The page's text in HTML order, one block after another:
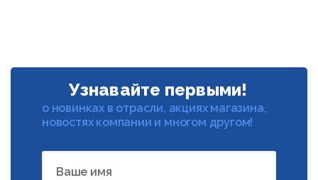
Узнавайте первыми!
о новинках в отрасли, акциях магазина,
новостях компании и многом другом!
Ваше имя